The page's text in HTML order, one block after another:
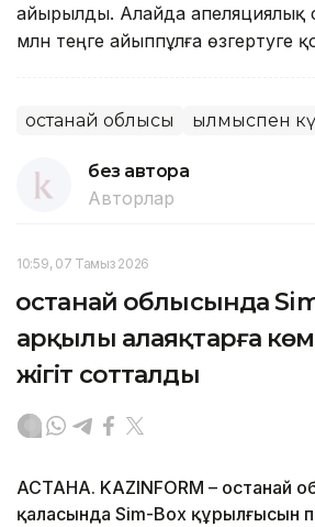
айырылды. Алайда апеляциялық
млн теңге айыппұлға өзгертуге
Қостанай облысы Қылмыспен
без автора
Авторлар
10:59, 07 Тамыз 2026
Қостанай облысында
арқылы алаяқтарға
жігіт сотталды
АСТАНА. KAZINFORM – Қостанай
қаласында Sim-Box құрылғысын